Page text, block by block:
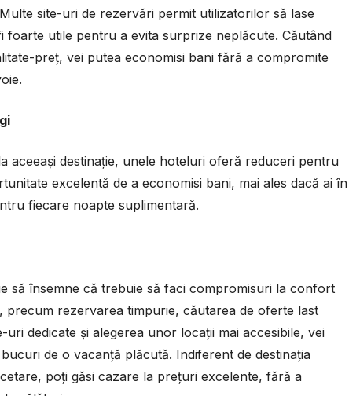
site-uri de rezervări permit utilizatorilor să lase
foarte utile pentru a evita surprize neplăcute. Căutând
preț, vei putea economisi bani fără a compromite
aceeași destinație, unele hoteluri oferă reduceri pentru
excelentă de a economisi bani, mai ales dacă ai în
fiecare noapte suplimentară.
să însemne că trebuie să faci compromisuri la confort
precum rezervarea timpurie, căutarea de oferte last
dedicate și alegerea unor locații mai accesibile, vei
de o vacanță plăcută. Indiferent de destinația
poți găsi cazare la prețuri excelente, fără a